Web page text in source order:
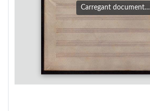
Carregant document…